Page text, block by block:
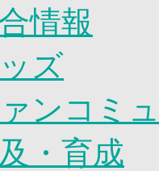
インストア
ミーについて
ェクト
ア
アユース
点（ナラディーア）
情報
ズ
ンコミ
・育成